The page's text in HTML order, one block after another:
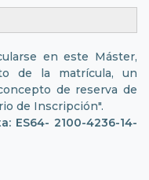
en este Máster,
de la matrícula, un
de reserva de
de Inscripción".
ES64- 2100-4236-14-